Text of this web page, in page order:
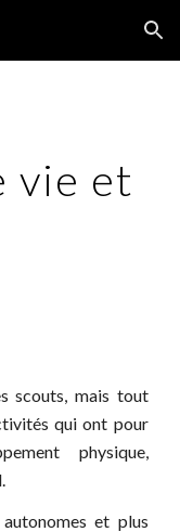
Skip to navigation
vie et
scouts, mais tout
qui ont pour
physique,
et plus